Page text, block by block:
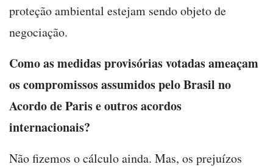
proteção ambiental estejam sendo objeto de
negociação.
Como as medidas provisórias votadas ameaçam
os compromissos assumidos pelo Brasil no
Acordo de Paris e outros acordos
internacionais?
Não fizemos o cálculo ainda. Mas, os prejuízos